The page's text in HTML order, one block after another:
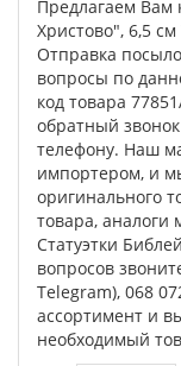
Предлагаем Вам
Христово", 6,5
Отправка
вопросы по
код товара
обратный
телефону. Наш
импортером, и
оригинального
товара, аналоги
Статуэтки
вопросов
Telegram), 068
ассортимент и
необходимый